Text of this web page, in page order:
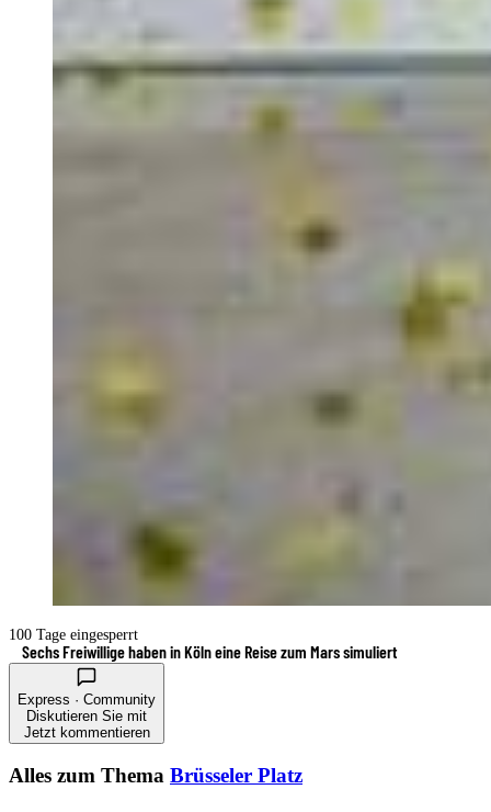
100 Tage eingesperrt
Sechs Freiwillige haben in Köln eine Reise zum Mars simuliert
Express · Community
Diskutieren Sie mit
Jetzt kommentieren
Alles zum Thema Brüsseler Platz